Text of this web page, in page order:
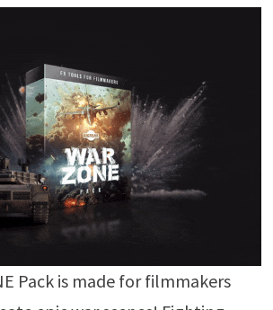
Pack is made for filmmakers